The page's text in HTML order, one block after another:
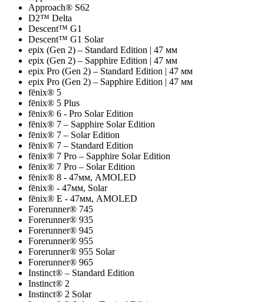
Approach® S62
D2™ Delta
Descent™ G1
Descent™ G1 Solar
epix (Gen 2) – Standard Edition | 47 мм
epix (Gen 2) – Sapphire Edition | 47 мм
epix Pro (Gen 2) – Standard Edition | 47 мм
epix Pro (Gen 2) – Sapphire Edition | 47 мм
fēnix® 5
fēnix® 5 Plus
fēnix® 6 - Pro Solar Edition
fēnix® 7 – Sapphire Solar Edition
fēnix® 7 – Solar Edition
fēnix® 7 – Standard Edition
fēnix® 7 Pro – Sapphire Solar Edition
fēnix® 7 Pro – Solar Edition
fēnix® 8 - 47мм, AMOLED
fēnix® - 47мм, Solar
fēnix® E - 47мм, AMOLED
Forerunner® 745
Forerunner® 935
Forerunner® 945
Forerunner® 955
Forerunner® 955 Solar
Forerunner® 965
Instinct® – Standard Edition
Instinct® 2
Instinct® 2 Solar